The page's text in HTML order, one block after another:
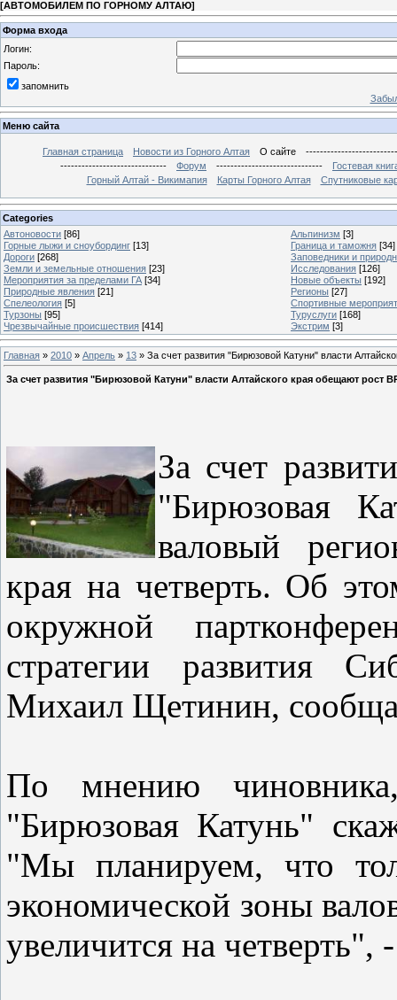
[АВТОМОБИЛЕМ ПО ГОРНОМУ АЛТАЮ]
Форма входа
Логин:
Пароль:
запомнить
Меню сайта
Главная страница Новости из Горного Алтая О сайте
------------------------------
Форум ------------------------------
Гостевая
Горный Алтай - Викимапия
Карты Горного Алтая Спутниковые
Categories
Автоновости [86] Альпинизм [3]
Горные лыжи и сноубординг [13] Граница и таможня [34]
Дороги [268]
Заповедники и
Земли и земельные отношения [23] Исследования [126]
Мероприятия за пределами ГА [34] Новые объекты [192]
Природные явления [21] Регионы [27]
Спелеология [5]
Спортивные
Турзоны [95] Туруслуги [168]
Чрезвычайные происшествия [414] Экстрим [3]
Главная » 2010 » Апрель » 13 » За счет развития "Бирюзовой Катуни" власти
За счет развития "Бирюзовой Катуни" власти Алтайского края обещают рост
За счет
"Бирюзовая
валовый
края на четверть. Об
окружной
стратегии развития
Михаил Щетинин,
По мнению
"Бирюзовая Катунь"
"Мы планируем, что
экономической зоны
увеличится на